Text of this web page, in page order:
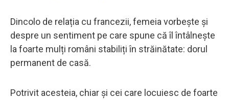
Dincolo de relația cu francezii, femeia vorbește și
despre un sentiment pe care spune că îl întâlnește
la foarte mulți români stabiliți în străinătate: dorul
permanent de casă.
Potrivit acesteia, chiar și cei care locuiesc de foarte